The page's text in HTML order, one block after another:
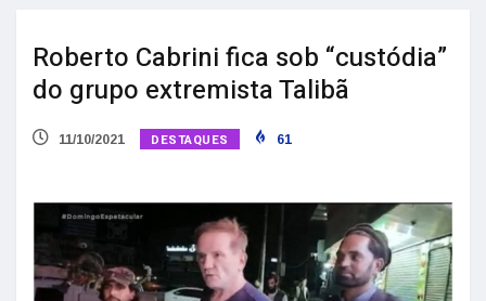
Roberto Cabrini fica sob “custódia”
do grupo extremista Talibã
11/10/2021 DESTAQUES 61